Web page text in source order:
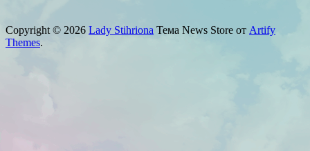
Copyright © 2026 Lady Stihriona Тема News Store от Artify
Themes.